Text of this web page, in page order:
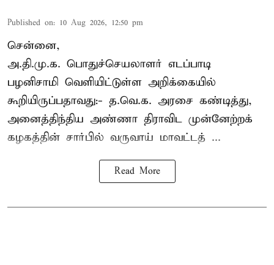
Published on: 10 Aug 2026, 12:50 pm
சென்னை,
அ.தி.மு.க. பொதுச்செயலாளர் எடப்பாடி
பழனிசாமி வெளியிட்டுள்ள அறிக்கையில்
கூறியிருப்பதாவது:- த.வெ.க. அரசை கண்டித்து,
அனைத்திந்திய அண்ணா திராவிட முன்னேற்றக்
கழகத்தின் சார்பில் வருவாய் மாவட்டத் ...
Read More